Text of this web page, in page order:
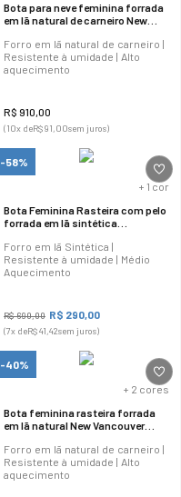
Bota para neve feminina forrada
em lã natural de carneiro New
Forro em lã natural de carneiro |
Resistente à umidade | Alto
aquecimento
R$ 910,00
(10x deR$91,00sem juros)
-58%
+ 1 cor
Bota Feminina Rasteira com pelo
forrada em lã sintética
Forro em lã Sintética |
Resistente à umidade | Médio
Aquecimento
R$690,00 R$ 290,00
(7x deR$41,42sem juros)
-40%
+ 2 cores
Bota feminina rasteira forrada
em lã natural New Vancouver
Forro em lã natural de carneiro |
Resistente à umidade | Alto
aquecimento